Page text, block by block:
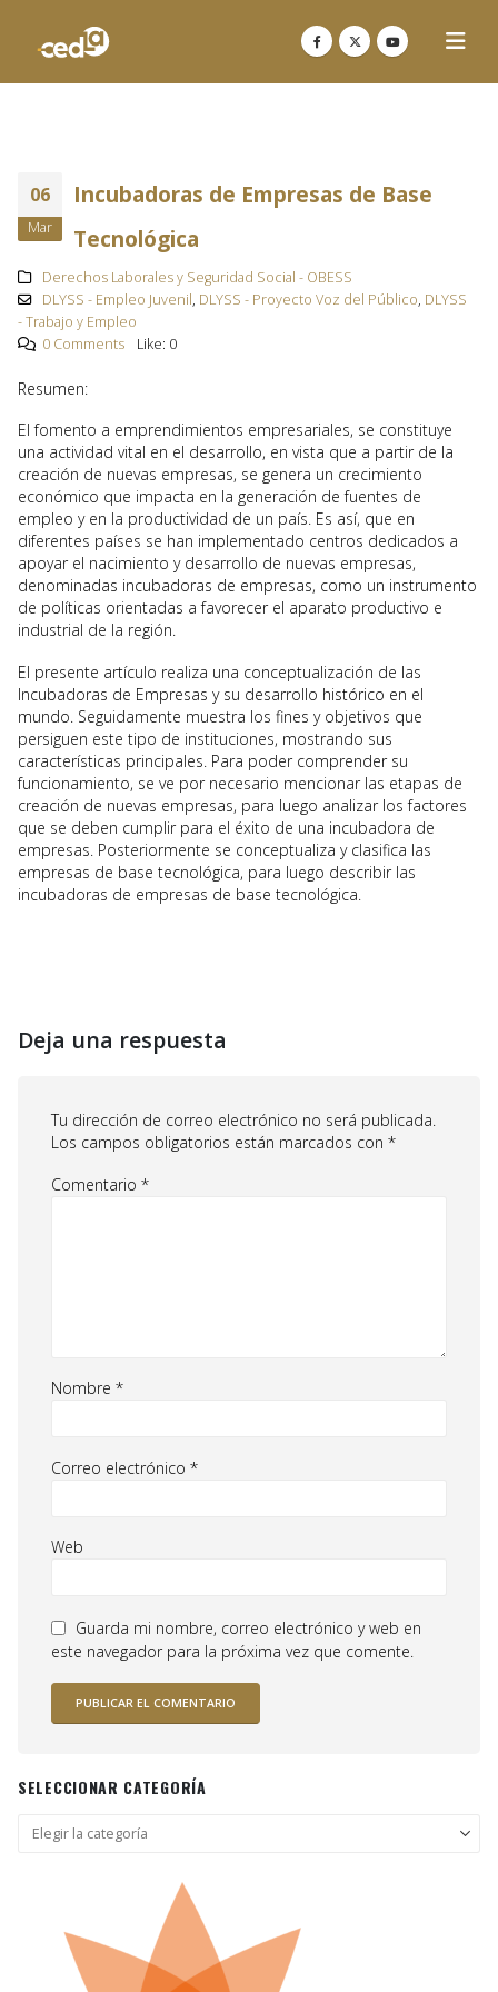
06
Mar
Incubadoras de Empresas de Base
Tecnológica
Derechos Laborales y Seguridad Social - OBESS
DLYSS - Empleo Juvenil, DLYSS - Proyecto Voz del Público, DLYSS
- Trabajo y Empleo
0 Comments
Like: 0
Resumen:
El fomento a emprendimientos empresariales, se constituye
una actividad vital en el desarrollo, en vista que a partir de la
creación de nuevas empresas, se genera un crecimiento
económico que impacta en la generación de fuentes de
empleo y en la productividad de un país. Es así, que en
diferentes países se han implementado centros dedicados a
apoyar el nacimiento y desarrollo de nuevas empresas,
denominadas incubadoras de empresas, como un instrumento
de políticas orientadas a favorecer el aparato productivo e
industrial de la región.
El presente artículo realiza una conceptualización de las
Incubadoras de Empresas y su desarrollo histórico en el
mundo. Seguidamente muestra los fines y objetivos que
persiguen este tipo de instituciones, mostrando sus
características principales. Para poder comprender su
funcionamiento, se ve por necesario mencionar las etapas de
creación de nuevas empresas, para luego analizar los factores
que se deben cumplir para el éxito de una incubadora de
empresas. Posteriormente se conceptualiza y clasifica las
empresas de base tecnológica, para luego describir las
incubadoras de empresas de base tecnológica.
Deja una respuesta
Tu dirección de correo electrónico no será publicada.
Los campos obligatorios están marcados con *
Comentario *
Nombre *
Correo electrónico *
Web
Guarda mi nombre, correo electrónico y web en
este navegador para la próxima vez que comente.
SELECCIONAR CATEGORÍA
Seleccionar
categoría